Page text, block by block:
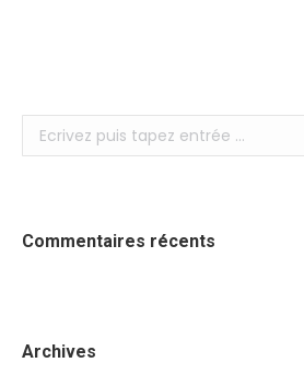
Search:
Commentaires récents
Archives